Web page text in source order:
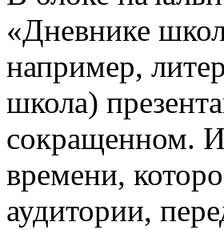
«Дневнике
например,
школа)
сокращенном.
времени,
аудитории,